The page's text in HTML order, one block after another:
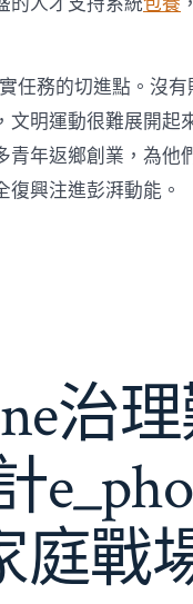
任務的切進點。沒有
明運動很難展開起
青年返鄉創業，為他
興注進彭湃動能。
治
庭戰